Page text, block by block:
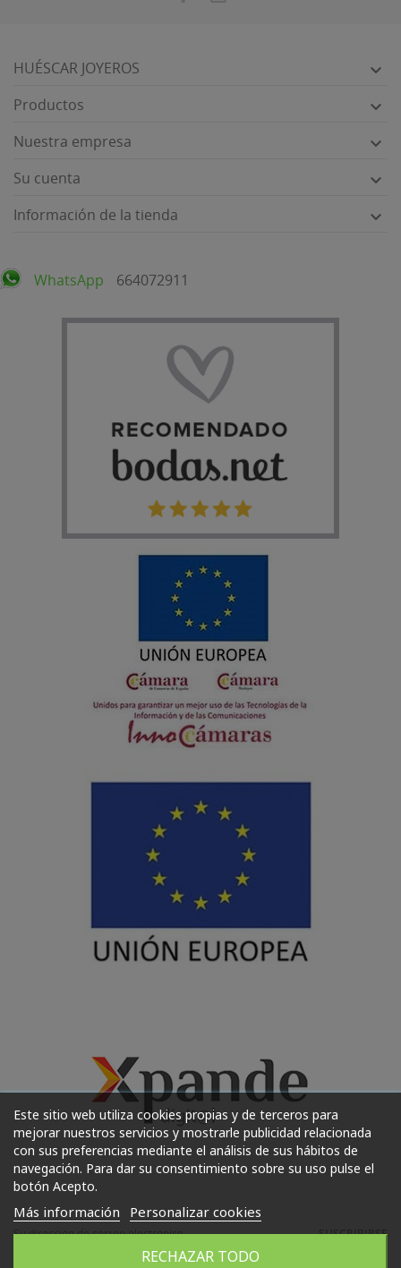
HUÉSCAR JOYEROS 
Productos 
Nuestra empresa 
Su cuenta 
Información de la tienda 
WhatsApp 664072911
Este sitio web utiliza cookies propias y de terceros para
mejorar nuestros servicios y mostrarle publicidad relacionada
con sus preferencias mediante el análisis de sus hábitos de
navegación. Para dar su consentimiento sobre su uso pulse el
botón Acepto.
Más información Personalizar cookies
RECHAZAR TODO
SUSCRIBIRSE